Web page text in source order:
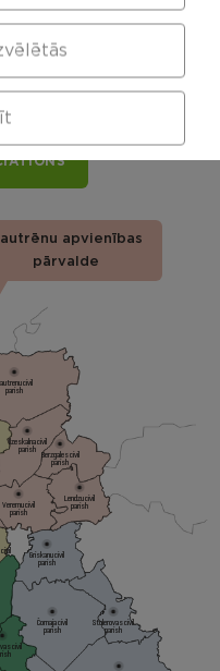
apvienības
pārvalde
civil
parish
Ilzeskalna civil
parish
Veremu civil
parish
Lendzu civil
parish
Berzgales civil
parish
civil
Griskanu civil
parish
Čornaja civil
parish
Stolerovas civil
parish